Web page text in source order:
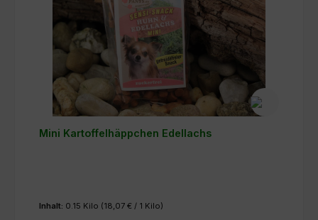
Mini Kartoffelhäppchen Edellachs
Inhalt: 0.15 Kilo (18,07 € / 1 Kilo)